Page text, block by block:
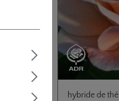
hybride de thé